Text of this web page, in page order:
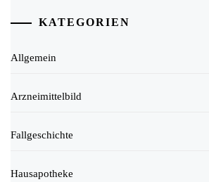
KATEGORIEN
Allgemein
Arzneimittelbild
Fallgeschichte
Hausapotheke